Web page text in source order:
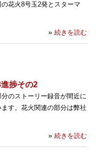
花火8号玉2発とスターマ
» 続きを読む
捗その2
のストーリー録音が間近に
す。花火関連の部分は弊社
» 続きを読む